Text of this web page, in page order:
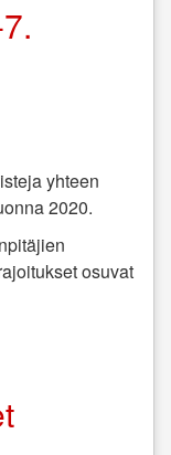
yhteen
2020.
osuvat